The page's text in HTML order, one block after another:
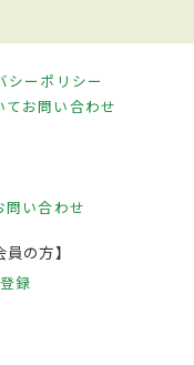
シーポリシー
てお問い合わせ
問い合わせ
の方】
録